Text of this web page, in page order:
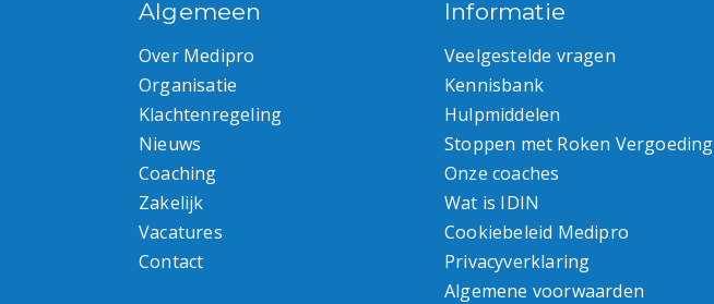
Algemeen
Over Medipro
Organisatie
Klachtenregeling
Nieuws
Coaching
Zakelijk
Vacatures
Contact
Informatie
Veelgestelde vragen
Kennisbank
Hulpmiddelen
Stoppen met Roken Vergoeding
Onze coaches
Wat is IDIN
Cookiebeleid Medipro
Privacyverklaring
Algemene voorwaarden